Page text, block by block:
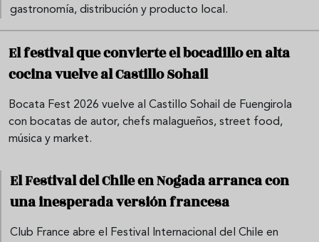
gastronomía, distribución y producto local.
El festival que convierte el bocadillo en alta
cocina vuelve al Castillo Sohail
Bocata Fest 2026 vuelve al Castillo Sohail de Fuengirola
con bocatas de autor, chefs malagueños, street food,
música y market.
El Festival del Chile en Nogada arranca con
una inesperada versión francesa
Club France abre el Festival Internacional del Chile en